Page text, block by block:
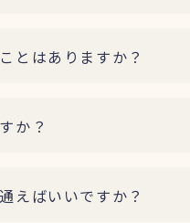
とはありますか？
か？
えばいいですか？